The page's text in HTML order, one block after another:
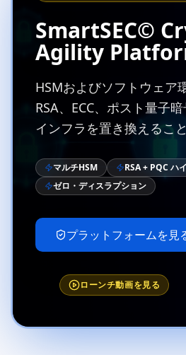
SmartSEC©
Agility
HSMおよびソフトウェア
RSA、ECC、ポスト量子
インフラを置き換えること
マルチHSM
RSA + PQC ハ
ゼロ・ディスラプション
プラットフォームを見
ローンチ動画を見る